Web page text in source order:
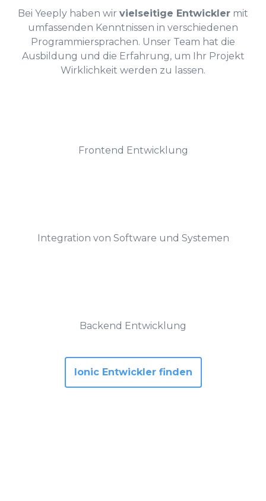
Bei Yeeply haben wir vielseitige Entwickler mit
umfassenden Kenntnissen in verschiedenen
Programmiersprachen. Unser Team hat die
Ausbildung und die Erfahrung, um Ihr Projekt
Wirklichkeit werden zu lassen.
Backend Entwicklung
Frontend Entwicklung
Integration von Software und Systemen
Ionic Entwickler finden